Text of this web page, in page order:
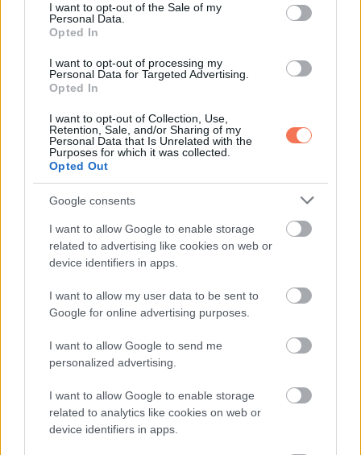
I want to opt-out of the Sale of my
Personal Data.
Opted In
I want to opt-out of processing my
Personal Data for Targeted Advertising.
Opted In
I want to opt-out of Collection, Use,
Retention, Sale, and/or Sharing of my
Personal Data that Is Unrelated with the
Purposes for which it was collected.
Opted Out
Google consents
I want to allow Google to enable storage
related to advertising like cookies on web or
device identifiers in apps.
I want to allow my user data to be sent to
Google for online advertising purposes.
I want to allow Google to send me
personalized advertising.
I want to allow Google to enable storage
related to analytics like cookies on web or
device identifiers in apps.
Email
ELŐZŐ POSZT
férje zsebében
KÖVETKEZŐ POSZT
JÚLIUSI cigány horoszkóp: Bizonyos
ez a hónap
További bejegyzések